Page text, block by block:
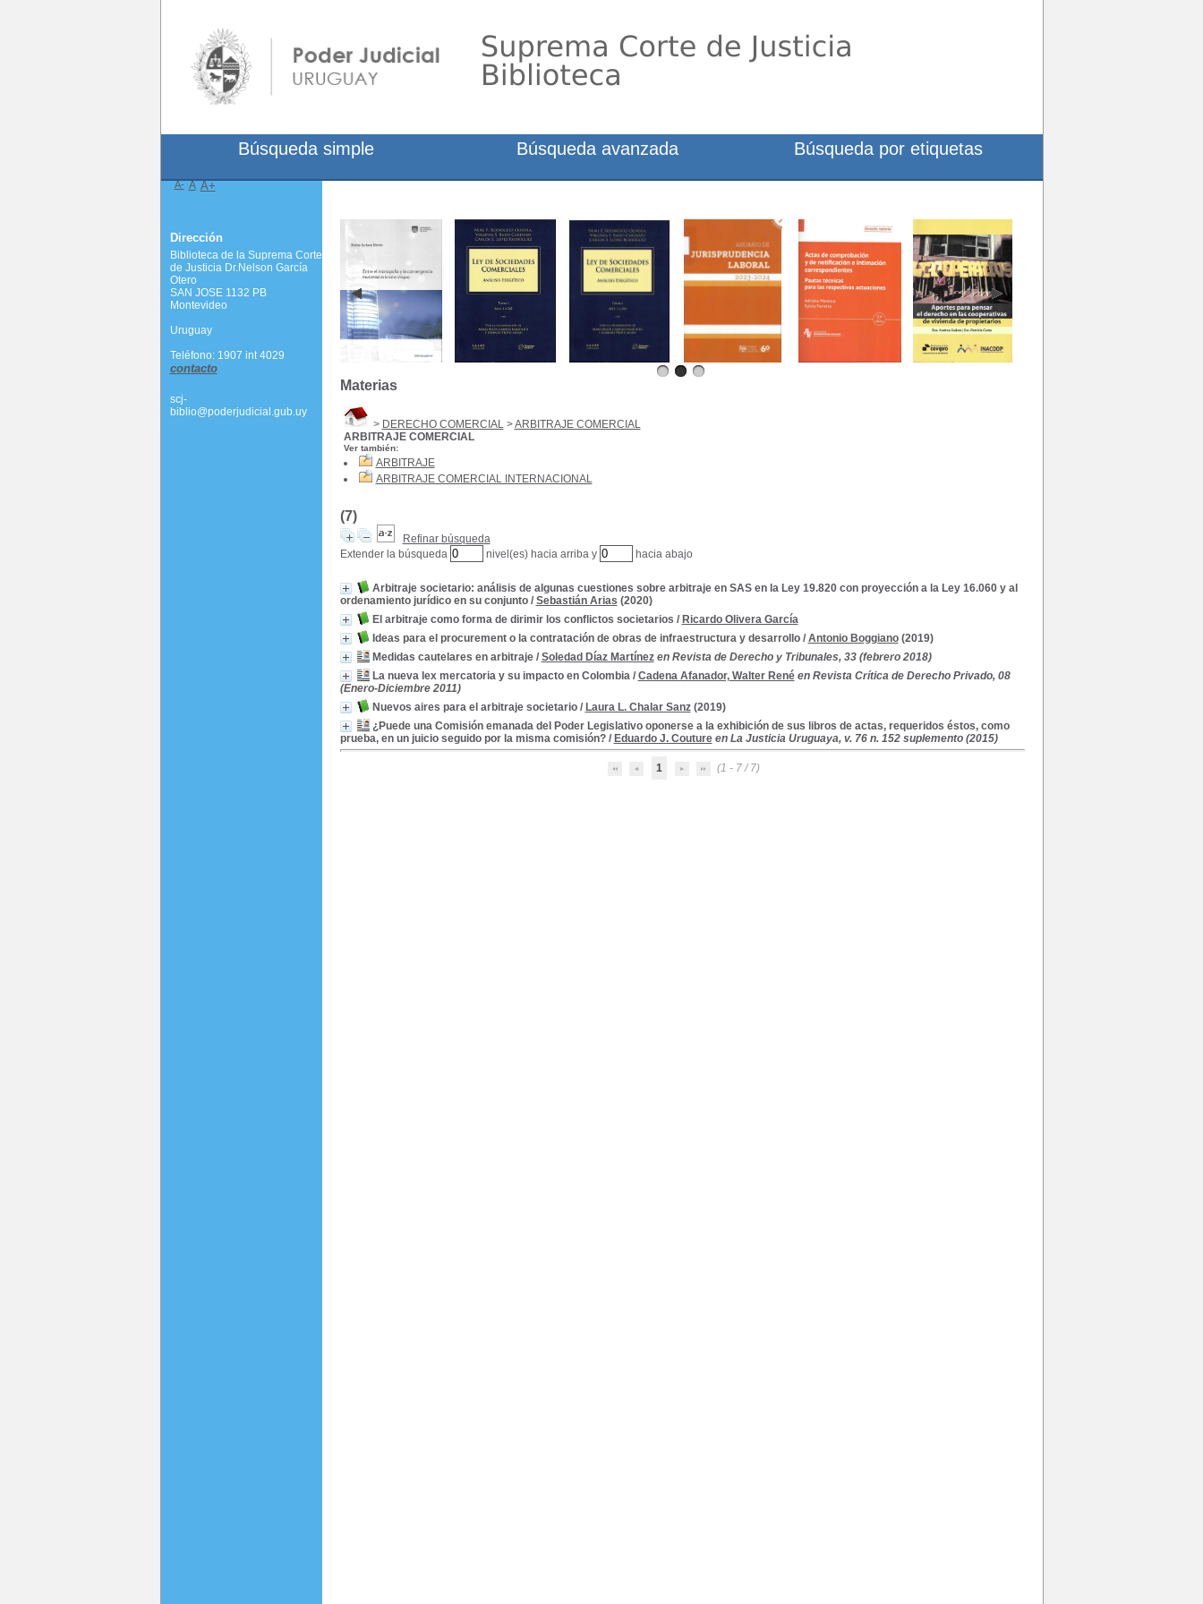
Materias
> DERECHO COMERCIAL>ARBITRAJE COMERCIAL
ARBITRAJE COMERCIAL
Ver también:
ARBITRAJE
ARBITRAJE COMERCIAL INTERNACIONAL
(7)
Refinar búsqueda
Extender la búsqueda
nivel(es) hacia arriba y hacia abajo
Arbitraje societario: análisis de algunas cuestiones sobre arbitraje en SAS en la Ley 19.820 con proyección a la Ley 16.060 y al
ordenamiento jurídico en su conjunto/ Sebastián Arias (2020)
El arbitraje como forma de dirimir los conflictos societarios / Ricardo Olivera García
Ideas para el procurement o la contratación de obras de infraestructura y desarrollo/ Antonio Boggiano(2019)
Medidas cautelares en arbitraje/ Soledad Díaz Martínez en Revista de Derecho y Tribunales, 33 (febrero 2018)
La nueva lex mercatoria y su impacto en Colombia/ Cadena Afanador, Walter René en Revista Crítica de Derecho Privado, 08
(Enero-Diciembre 2011)
Nuevos aires para el arbitraje societario/ Laura L. Chalar Sanz(2019)
¿Puede una Comisión emanada del Poder Legislativo oponerse a la exhibición de sus libros de actas, requeridos éstos, como
prueba, en un juicio seguido por la misma comisión?/ Eduardo J. Couture en La Justicia Uruguaya, v. 76 n. 152 suplemento (2015)
1 (1 - 7 / 7)
Búsqueda simple Búsqueda avanzada Búsqueda por etiquetas
A- A A+
Dirección
Biblioteca de la Suprema Corte
de Justicia Dr.Nelson García
Otero
SAN JOSE 1132 PB
Montevideo
Uruguay
Teléfono: 1907 int 4029
contacto
scj-
biblio@poderjudicial.gub.uy